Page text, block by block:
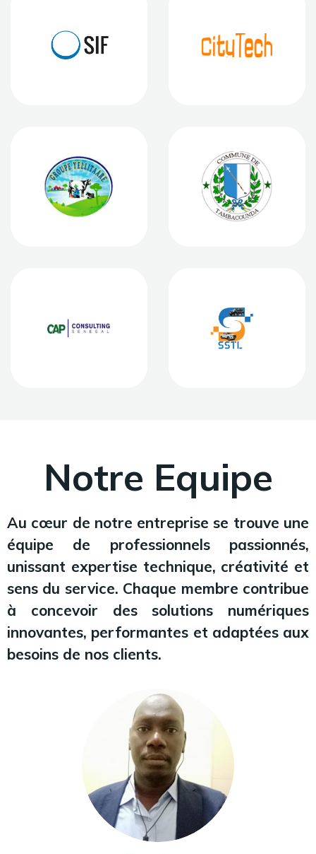
Notre Equipe
Au cœur de notre entreprise se trouve une
équipe de professionnels passionnés,
unissant expertise technique, créativité et
sens du service. Chaque membre contribue
à concevoir des solutions numériques
innovantes, performantes et adaptées aux
besoins de nos clients.